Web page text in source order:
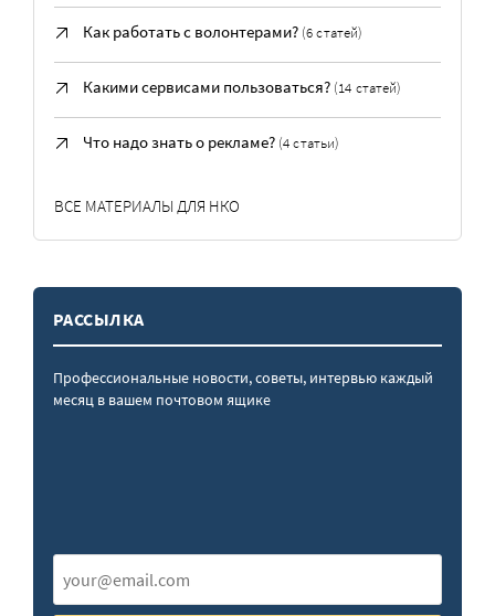
Как работать с волонтерами? (6 статей)
Какими сервисами пользоваться? (14 статей)
Что надо знать о рекламе? (4 статьи)
ВСЕ МАТЕРИАЛЫ ДЛЯ НКО
РАССЫЛКА
Профессиональные новости, советы, интервью каждый
месяц в вашем почтовом ящике